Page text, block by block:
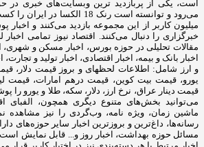
است، یکی از پربازدید ترین وبسایت‌های خبری در
می‌رود و توانسته است رنک 18
میلیون کاربر از این مجموعه بازدید می‌کنند و
خبرگزاری را دنبال می‌کنند. اقتصاد نیوز تمامی
مقالات تحلیلی در حوزه بورس، اخبار مسکن و شهری،
اخبار بانک و بیمه، اخبار اقتصادی، اخبار تولید و تجارت،
و ارز شامل: اطلاعات لحظهای و بروز قیمت دلار،
یورو، قیمت بیت کوین، قیمت درهم امارات، قیمت
قیمت دینار عراق، نرخ ارز، دلار، سکه، طلا و یورو را
می‌توانید بخش‌های متنوع دیگری همچون، الفبای
ماشین زمان، ویژه نامه، وب‌گردی را نیز مشاهده
رسانه‌ها، داغ‌ترین و بروزترین اخبار سایر حوزه‌های
مسائل حوزه بهداشت، اخبار روز و... قابل نمایش است.